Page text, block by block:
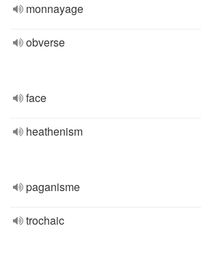
monnayage
obverse
face
heathenism
paganisme
trochaic